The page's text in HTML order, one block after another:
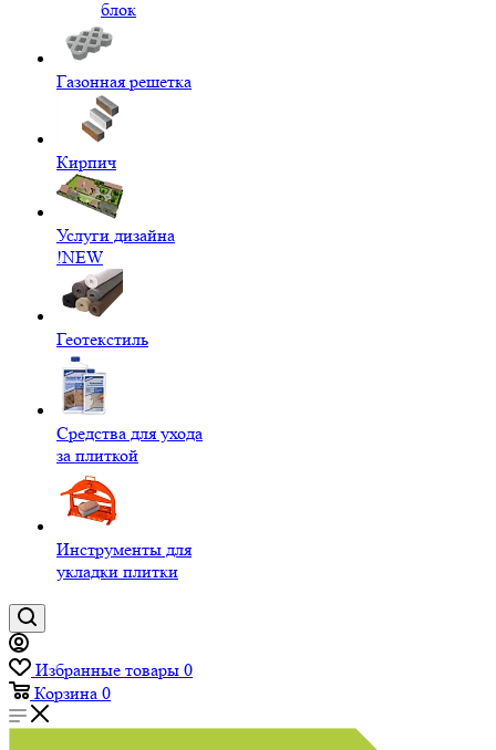
блок
Газонная решетка
Кирпич
Услуги дизайна
!NEW
Геотекстиль
Средства для ухода
за плиткой
Инструменты для
укладки плитки
Избранные товары 0
Корзина 0